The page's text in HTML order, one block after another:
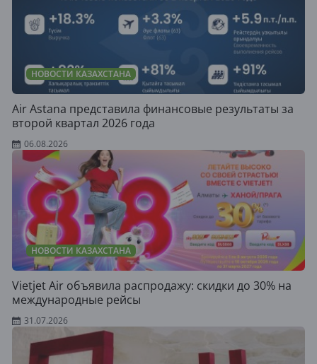
НОВОСТИ КАЗАХСТАНА
Air Astana представила финансовые результаты за
второй квартал 2026 года
06.08.2026
НОВОСТИ КАЗАХСТАНА
Vietjet Air объявила распродажу: скидки до 30% на
международные рейсы
31.07.2026